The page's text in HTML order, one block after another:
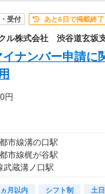
がたくさん。
ピンチ！！
があるので安心♪
受付 あと6日で掲載終了
ル株式会社 渋谷道玄坂
ナンバー申請に
円
ムの場合
市線溝の口駅
市線梶が谷駅
武蔵溝ノ口駅
月以内 シフト制
土